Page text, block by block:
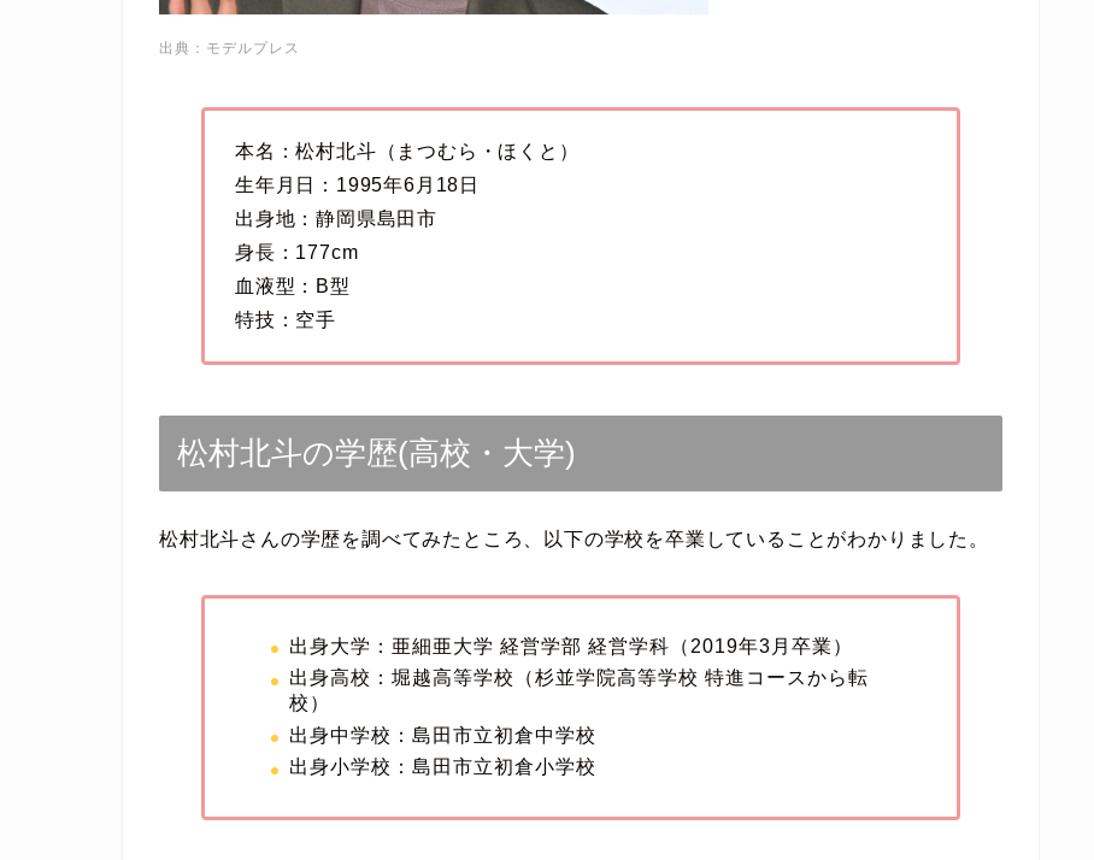
出典：モデルプレス
本名：松村北斗（まつむら・ほくと）
生年月日：1995年6月18日
出身地：静岡県島田市
身長：177cm
血液型：B型
特技：空手
松村北斗の学歴(高校・大学)
松村北斗さんの学歴を調べてみたところ、以下の学校を卒業していることがわかりました。
出身大学：亜細亜大学 経営学部 経営学科（2019年3月卒業）
出身高校：堀越高等学校（杉並学院高等学校 特進コースから転
校）
出身中学校：島田市立初倉中学校
出身小学校：島田市立初倉小学校